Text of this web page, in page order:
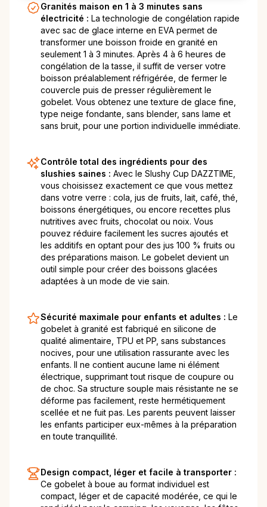
Granités maison en 1 à 3 minutes sans
électricité : La technologie de congélation rapide
avec sac de glace interne en EVA permet de
transformer une boisson froide en granité en
seulement 1 à 3 minutes. Après 4 à 6 heures de
congélation de la tasse, il suffit de verser votre
boisson préalablement réfrigérée, de fermer le
couvercle puis de presser régulièrement le
gobelet. Vous obtenez une texture de glace fine,
type neige fondante, sans blender, sans lame et
sans bruit, pour une portion individuelle immédiate.
Contrôle total des ingrédients pour des
slushies saines : Avec le Slushy Cup DAZZTIME,
vous choisissez exactement ce que vous mettez
dans votre verre : cola, jus de fruits, lait, café, thé,
boissons énergétiques, ou encore recettes plus
nutritives avec fruits, chocolat ou noix. Vous
pouvez réduire facilement les sucres ajoutés et
les additifs en optant pour des jus 100 % fruits ou
des préparations maison. Le gobelet devient un
outil simple pour créer des boissons glacées
adaptées à un mode de vie sain.
Sécurité maximale pour enfants et adultes : Le
gobelet à granité est fabriqué en silicone de
qualité alimentaire, TPU et PP, sans substances
nocives, pour une utilisation rassurante avec les
enfants. Il ne contient aucune lame ni élément
électrique, supprimant tout risque de coupure ou
de choc. Sa structure souple mais résistante ne se
déforme pas facilement, reste hermétiquement
scellée et ne fuit pas. Les parents peuvent laisser
les enfants participer eux-mêmes à la préparation
en toute tranquillité.
Design compact, léger et facile à transporter :
Ce gobelet à boue au format individuel est
compact, léger et de capacité modérée, ce qui le